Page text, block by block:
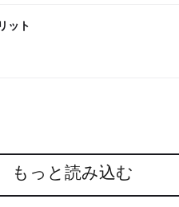
ット
もっと読み込む